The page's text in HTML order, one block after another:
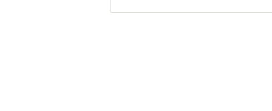
“Juego: La Nueva Medicina para